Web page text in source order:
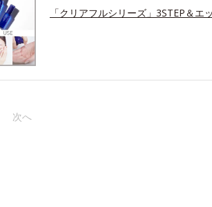
「クリアフルシリーズ」3STEP＆エ
次へ